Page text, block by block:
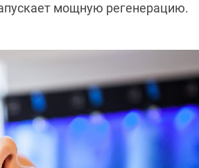
мощную регенерацию.